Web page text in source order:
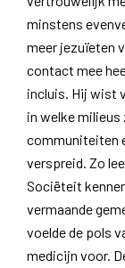
minstens
meer jezuïeten
contact mee
incluis. Hij wist
in welke
communiteiten
verspreid. Zo
Sociëteit
vermaande
voelde de pols
medicijn voor.